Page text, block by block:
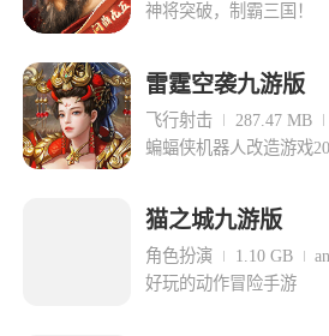
神将突破，制霸三国！
雷霆空袭九游版
飞行射击 287.47 MB
蝙蝠侠机器人改造游戏
猫之城九游版
角色扮演 1.10 GB
好玩的动作冒险手游